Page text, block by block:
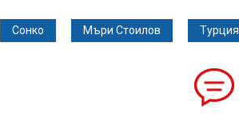
Сонко Мъри Стоилов Турция